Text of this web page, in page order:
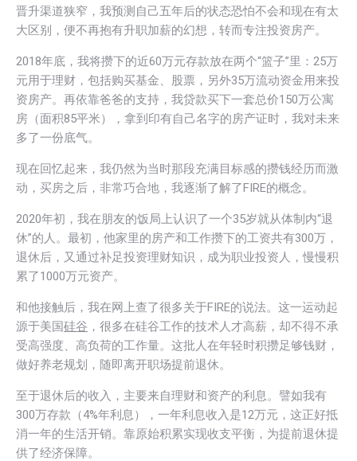
晋升渠道狭窄，我预测自己五年后的状态恐怕不会和现在有太
大区别，便不再抱有升职加薪的幻想，转而专注投资房产。
2018年底，我将攒下的近60万元存款放在两个“篮子”里：25万
元用于理财，包括购买基金、股票，另外35万流动资金用来投
资房产。再依靠爸爸的支持，我贷款买下一套总价150万公寓
房（面积85平米），拿到印有自己名字的房产证时，我对未来
多了一份底气。
现在回忆起来，我仍然为当时那段充满目标感的攒钱经历而激
动，买房之后，非常巧合地，我逐渐了解了FIRE的概念。
2020年初，我在朋友的饭局上认识了一个35岁就从体制内“退
休”的人。最初，他家里的房产和工作攒下的工资共有300万，
退休后，又通过补足投资理财知识，成为职业投资人，慢慢积
累了1000万元资产。
和他接触后，我在网上查了很多关于FIRE的说法。这一运动起
源于美国硅谷 ，很多在硅谷工作的技术人才高薪，却不得不承
受高强度、高负荷的工作量。这批人在年轻时积攒足够钱财，
做好养老规划，随即离开职场提前退休。
至于退休后的收入，主要来自理财和资产的利息。譬如我有
300万存款（4%年利息），一年利息收入是12万元，这正好抵
消一年的生活开销。靠原始积累实现收支平衡，为提前退休提
供了经济保障。